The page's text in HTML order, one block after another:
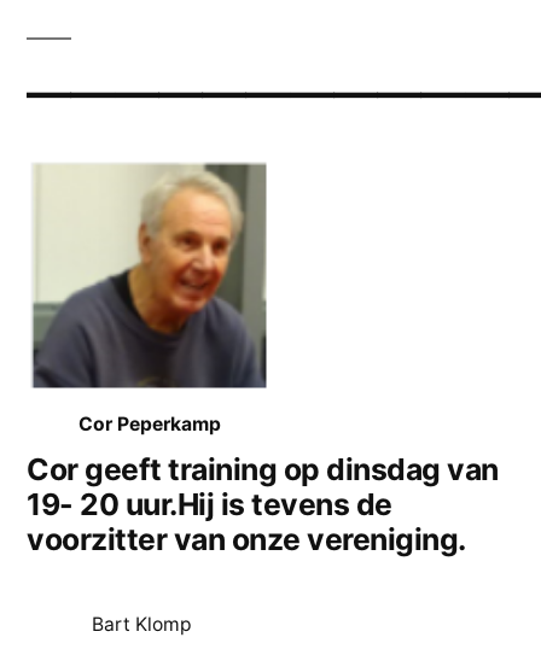
Cor Peperkamp
Cor geeft training op dinsdag van
19- 20 uur.Hij is tevens de
voorzitter van onze vereniging.
Bart Klomp